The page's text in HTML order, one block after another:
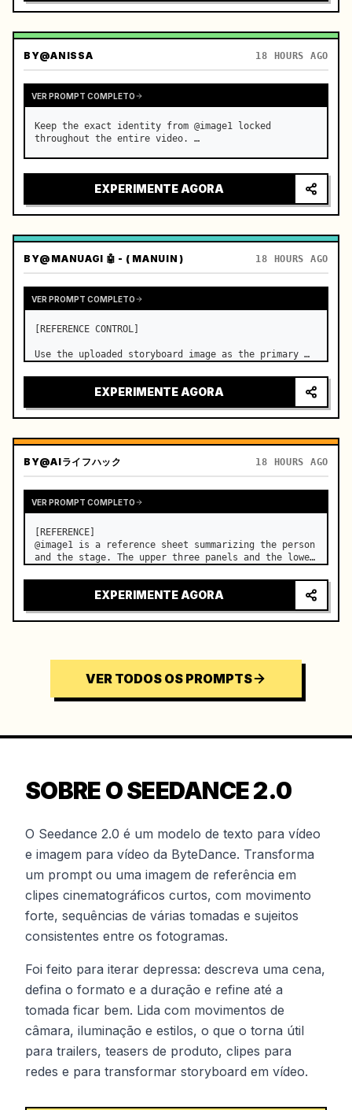
BY@ANISSA 18 HOURS AGO
VER PROMPT COMPLETO
Keep the exact identity from @image1 locked
throughout the entire video. …
EXPERIMENTE AGORA
BY@MANUAGI 🤖 - ( MANUIN ) 18 HOURS AGO
VER PROMPT COMPLETO
[REFERENCE CONTROL]
Use the uploaded storyboard image as the primary
design, costume design, environment, emotional
progression, and shot order.
EXPERIMENTE AGORA
BY@AIライフハック 18 HOURS AGO
VER PROMPT COMPLETO
[REFERENCE]
@image1 is a reference sheet summarizing the person
and the stage. The upper three panels and the lower
the face, hair, body type, costume, and whole body
of the same woman appearing alone in the vi…
EXPERIMENTE AGORA
VER TODOS OS PROMPTS
SOBRE O SEEDANCE 2.0
O Seedance 2.0 é um modelo de texto para vídeo
e imagem para vídeo da ByteDance. Transforma
um prompt ou uma imagem de referência em
clipes cinematográficos curtos, com movimento
forte, sequências de várias tomadas e sujeitos
consistentes entre os fotogramas.
Foi feito para iterar depressa: descreva uma cena,
defina o formato e a duração e refine até a
tomada ficar bem. Lida com movimentos de
câmara, iluminação e estilos, o que o torna útil
para trailers, teasers de produto, clipes para
redes e para transformar storyboard em vídeo.